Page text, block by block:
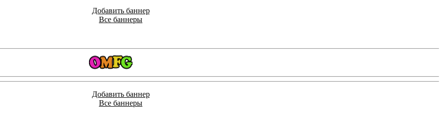
Добавить баннер
Все баннеры
Добавить баннер
Все баннеры